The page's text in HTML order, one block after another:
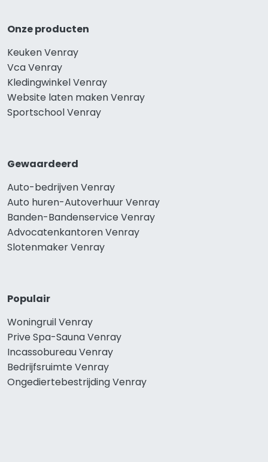
Onze producten
Keuken Venray
Vca Venray
Kledingwinkel Venray
Website laten maken Venray
Sportschool Venray
Gewaardeerd
Auto-bedrijven Venray
Auto huren-Autoverhuur Venray
Banden-Bandenservice Venray
Advocatenkantoren Venray
Slotenmaker Venray
Populair
Woningruil Venray
Prive Spa-Sauna Venray
Incassobureau Venray
Bedrijfsruimte Venray
Ongediertebestrijding Venray